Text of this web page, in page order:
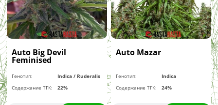
Auto Big Devil
Feminised
Генотип:
Indica / Ruderalis
Содержание ТГК:
22%
Auto Mazar
Генотип:
Indica
Содержание ТГК:
24%